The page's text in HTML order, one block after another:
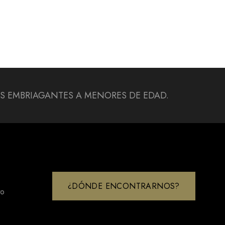
EMBRIAGANTES A MENORES DE EDAD.
¿DÓNDE ENCONTRARNOS?